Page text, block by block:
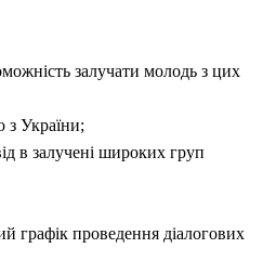
залучати молодь з цих
з України;
в залучені широких груп
графік проведення діалогових